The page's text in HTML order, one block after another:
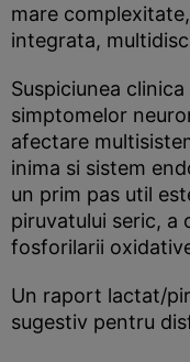
mare
integrata,
Suspiciunea
simptomelor
afectare
inima si sistem
un prim pas util
piruvatului seric, a
fosforilarii
Un raport lactat/
sugestiv pentru